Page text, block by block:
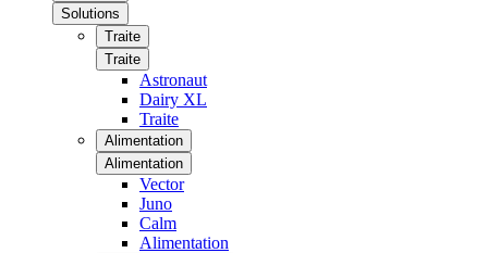
Solutions
Traite
Traite
Astronaut
Dairy XL
Traite
Alimentation
Alimentation
Vector
Juno
Calm
Alimentation